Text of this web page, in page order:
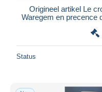
Origineel artikel Le
Waregem en precence
Status